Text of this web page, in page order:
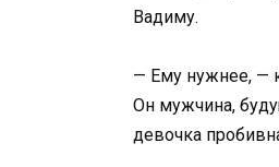
Вадиму.
— Ему нужнее, —
Он мужчина,
девочка